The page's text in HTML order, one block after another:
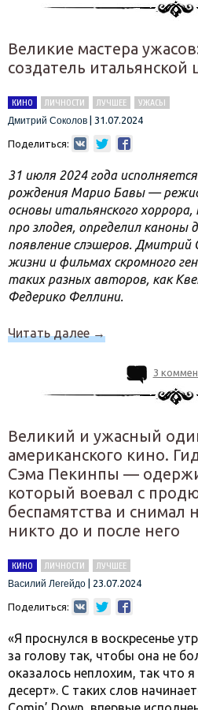
Великие мастера
создатель
КИНО ЛИЧНОСТИ ЛУЧШЕЕ
УЖАСЫ
Дмитрий Соколов | 31.07.2024
Поделиться:
31 июля 2024 года
рождения Марио Бавы —
основы итальянского
про злодея, определил каноны
появление слэшеров. Дмитрий
жизни и фильмах скромного
таких разных авторов, как
Федерико Феллини.
Читать далее→
3
Великий и ужасный
американского кино.
Сэма Пекинпы —
который воевал с
беспамятства и снимал
никто до и после него
КИНО ЛИЧНОСТИ
ЛУЧШЕЕ
Василий Легейдо | 23.07.2024
Поделиться:
«Я проснулся в воскресенье
за голову так, чтобы она не
оказалось неплохим, так что
десерт». С таких слов